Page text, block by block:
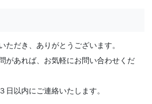
ただき、ありがとうございます。
があれば、お気軽にお問い合わせくだ
日以内にご連絡いたします。